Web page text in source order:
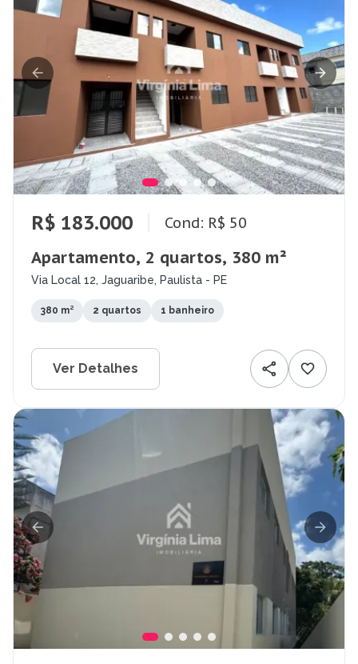
R$ 183.000 Cond: R$ 50
Apartamento, 2 quartos, 380 m²
Via Local 12, Jaguaribe, Paulista - PE
380 m² 2 quartos 1 banheiro
Ver Detalhes